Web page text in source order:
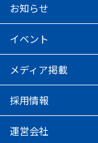
お知らせ
イベント
メディア掲載
採用情報
運営会社